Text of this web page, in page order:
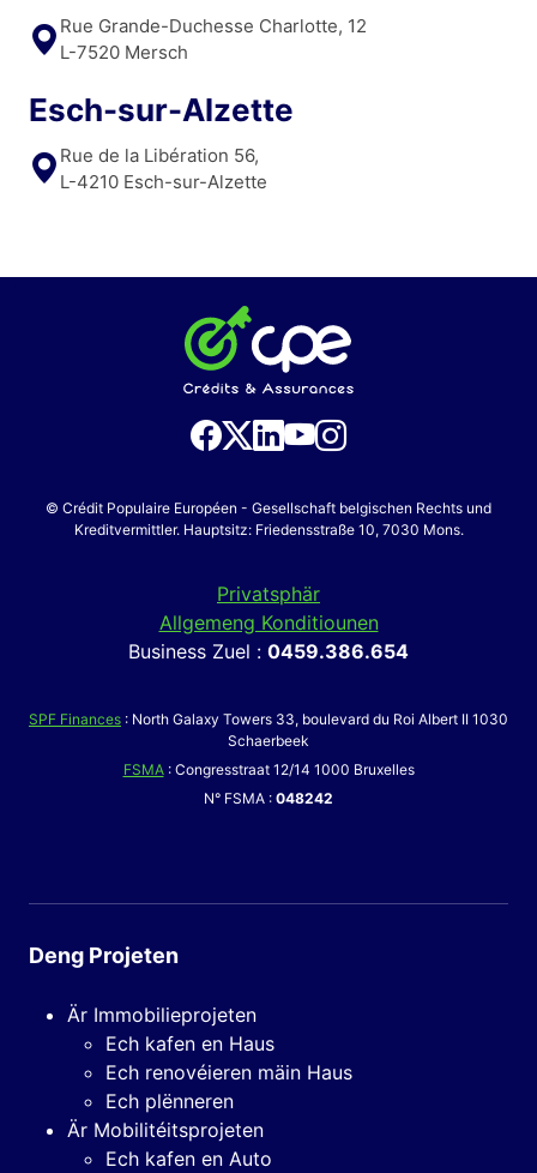
Rue Grande-Duchesse Charlotte, 12
L-7520 Mersch
Esch-sur-Alzette
Rue de la Libération 56,
L-4210 Esch-sur-Alzette
© Crédit Populaire Européen - Gesellschaft belgischen Rechts und
Kreditvermittler. Hauptsitz: Friedensstraße 10, 7030 Mons.
Privatsphär
Allgemeng Konditiounen
Business Zuel : 0459.386.654
SPF Finances : North Galaxy Towers 33, boulevard du Roi Albert II 1030
Schaerbeek
FSMA: Congresstraat 12/14 1000 Bruxelles
N° FSMA : 048242
Deng Projeten
Är Immobilieprojeten
Ech kafen en Haus
Ech renovéieren mäin Haus
Ech plënneren
Är Mobilitéitsprojeten
Ech kafen en Auto